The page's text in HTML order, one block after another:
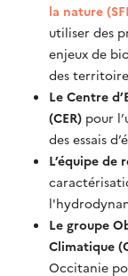
la nature
utiliser des
enjeux de
des
Le Centre
(CER) pour
des essais
L’équipe de
Le groupe
Climatique
Occitanie